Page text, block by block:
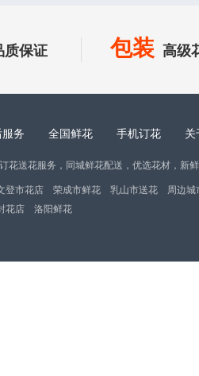
质保证 包装 高级
务 全国鲜花 手机订花 关
花送花服务，同城鲜花配送，优选花材，新
登市花店 荣成市鲜花 乳山市送花
周边城
花店 洛阳鲜花